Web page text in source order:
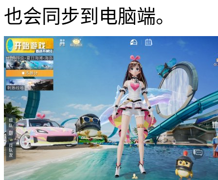
也会同步到电脑端。